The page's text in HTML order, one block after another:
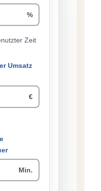
%
Zeit
Umsatz
€
Min.